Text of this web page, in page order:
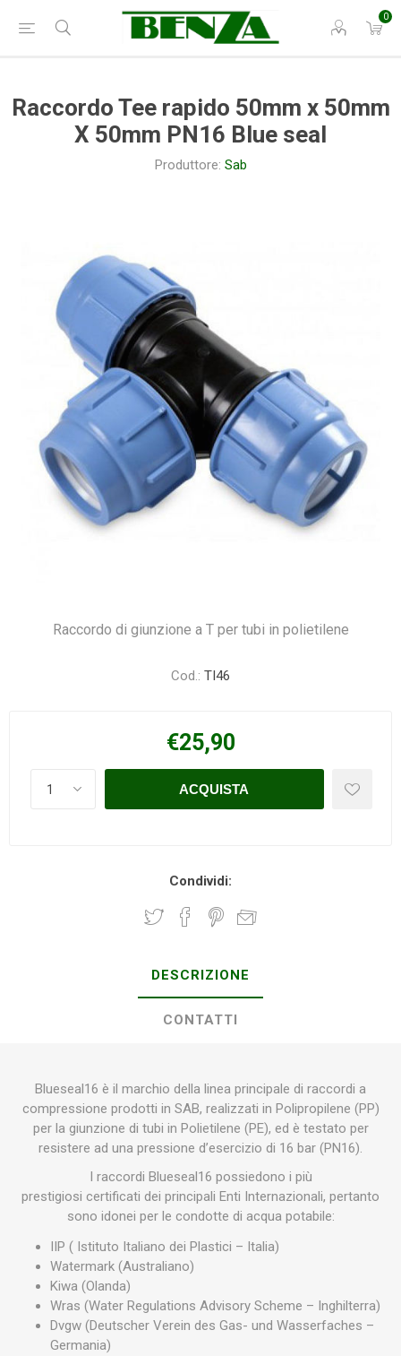
0
Raccordo Tee rapido 50mm x 50mm
X 50mm PN16 Blue seal
Produttore: Sab
Raccordo di giunzione a T per tubi in polietilene
Cod.: TI46
€25,90
Condividi:
DESCRIZIONE
CONTATTI
Blueseal16 è il marchio della linea principale di raccordi a
compressione prodotti in SAB, realizzati in Polipropilene (PP)
per la giunzione di tubi in Polietilene (PE), ed è testato per
resistere ad una pressione d’esercizio di 16 bar (PN16).
I raccordi Blueseal16 possiedono i più
prestigiosi certificati dei principali Enti Internazionali, pertanto
sono idonei per le condotte di acqua potabile:
IIP ( Istituto Italiano dei Plastici – Italia)
Watermark (Australiano)
Kiwa (Olanda)
Wras (Water Regulations Advisory Scheme – Inghilterra)
Dvgw (Deutscher Verein des Gas- und Wasserfaches –
Germania)